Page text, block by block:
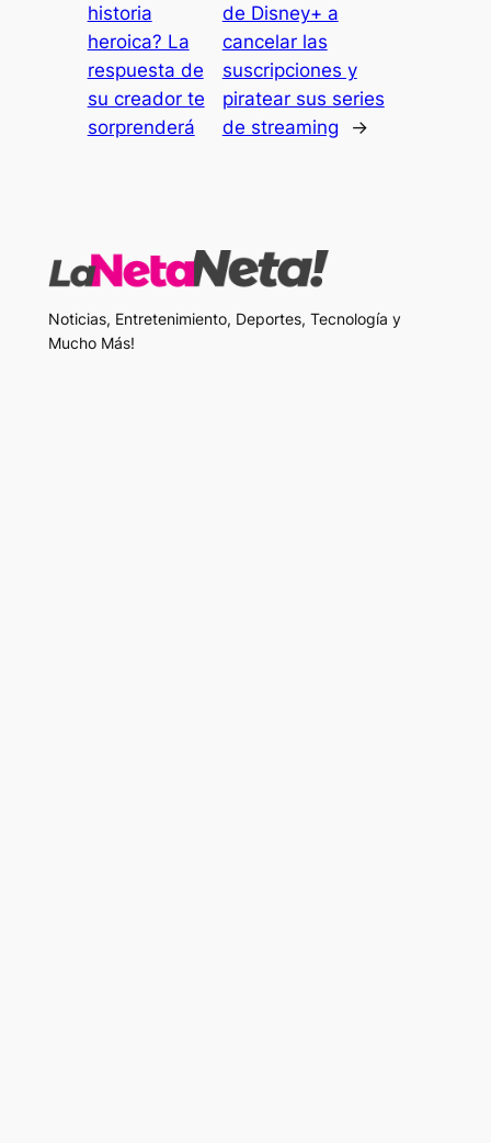
historia
heroica? La
respuesta de
su creador te
sorprenderá
de Disney+ a
cancelar las
suscripciones y
piratear sus series
de streaming
→
Noticias, Entretenimiento, Deportes, Tecnología y
Mucho Más!